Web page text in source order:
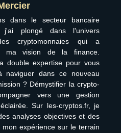
dans le secteur bancaire
j'ai plongé dans l'univers
cryptomonnaies qui a
ma vision de la finance.
double expertise pour vous
dans ce nouveau
? Démystifier la crypto-
vers une gestion
Sur les-cryptos.fr, je
analyses objectives et des
expérience sur le terrain